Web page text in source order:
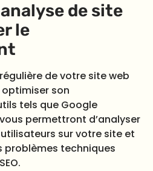
de site
le
de votre site web
son
tels que Google
permettront d’analyser
sur votre site et
problèmes techniques